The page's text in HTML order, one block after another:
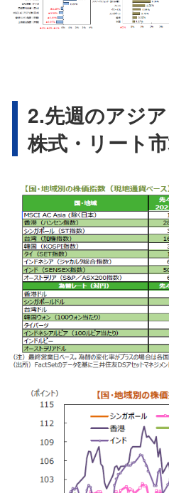
2.先週のアジ
株式・リート